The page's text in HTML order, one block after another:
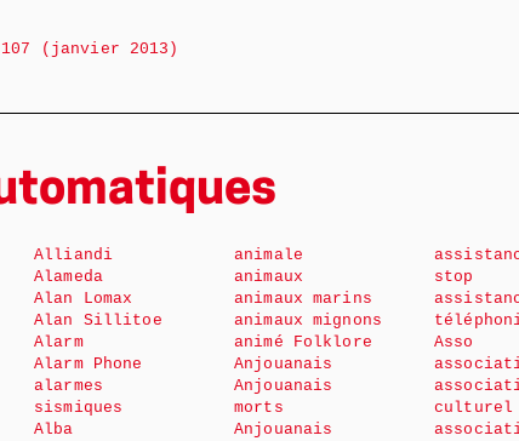
(janvier 2013)
Alliandi
Alameda
Alan Lomax
Alan Sillitoe
Alarm
Alarm Phone
alarmes
sismiques
Alba
animale
animaux
animaux marins
animaux mignons
animé Folklore
Anjouanais
Anjouanais
morts
Anjouanais
stop
Asso
culturel